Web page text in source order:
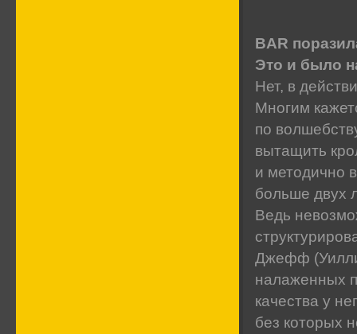
BAR
Это и было
Нет, в
Многим
по
вытащить
и методично
больше двух
Ведь
Джефф
налаженных
качества у
без которых